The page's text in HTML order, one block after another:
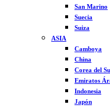
San Marino
Suecia
Suiza
ASIA
Camboya
China
Corea del
Emiratos
Indonesia
Japón